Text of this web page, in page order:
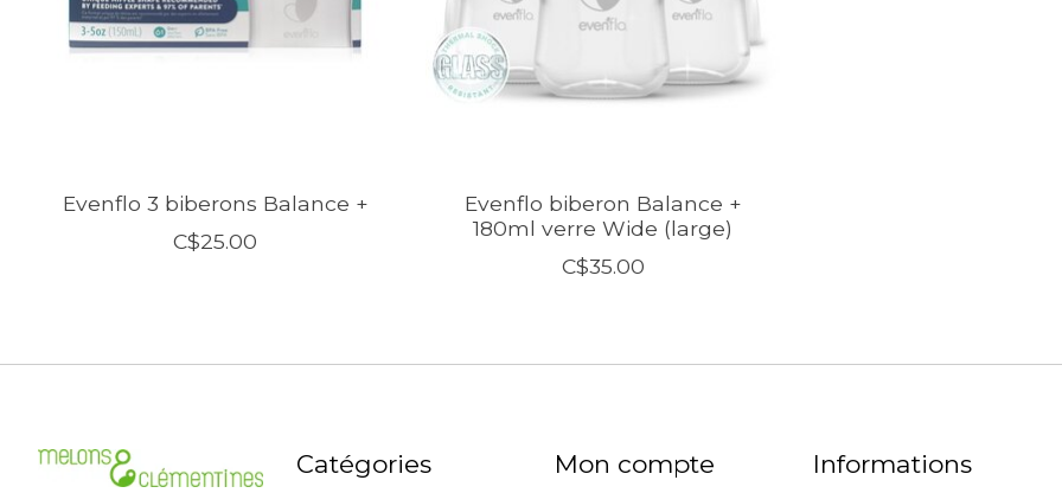
Evenflo 3 biberons Balance +
C$25.00
Evenflo biberon Balance +
180ml verre Wide (large)
C$35.00
Catégories Mon compte Informations